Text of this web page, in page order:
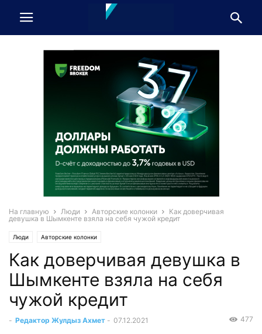
На главную Люди Авторские колонки
Как доверчивая
девушка в Шымкенте взяла на себя чужой кредит
Люди Авторские колонки
Как доверчивая девушка в
Шымкенте взяла на себя
чужой кредит
- Редактор Жулдыз Ахмет - 07.12.2021 477